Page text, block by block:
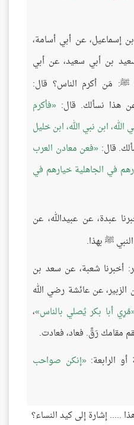
عبيد بن إسماعيل، عن أبي أسامة،
بن أبي سعيد، عن أبي
مَن أكرم الناس؟ قال:
هذا نسألك. قال:
فأكرم
ابن نبي الله، ابن خليل
قال: فعن معادن العرب
في الجاهلية خيارهم في
عبدة، عن عبيدالله، عن
ﷺ بهذا.
أخبرنا شعبة، عن سعد بن
عن عائشة رضي الله
مُرِي أبا بكر يُصلي بالناس ،
مقامك رَقَّ. فعاد، فعادت.
أو الرابعة: إنكن صواحب
..... إشارة إلى كيد النساء؟